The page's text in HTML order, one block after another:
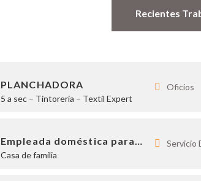
Recientes
PLANCHADORA
5 a sec – Tintoreria – Textil Expert
Oficios
Empleada doméstica para…
Casa de familia
Servicio